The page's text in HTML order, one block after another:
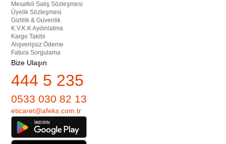
Mesafeli Satış Sözleşmesi
Üyelik Sözleşmesi
Gizlilik & Güvenlik
K.V.K.K Aydınlatma
Kargo Takibi
Alışverişsiz Ödeme
Fatura Sorgulama
Bize Ulaşın
444 5 235
0533 030 82 13
eticaret@afeks.com.tr